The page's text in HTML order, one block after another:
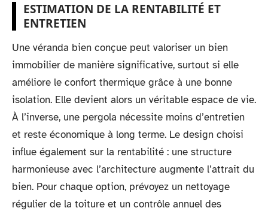
ESTIMATION DE LA RENTABILITÉ ET
ENTRETIEN
Une véranda bien conçue peut valoriser un bien
immobilier de manière significative, surtout si elle
améliore le confort thermique grâce à une bonne
isolation. Elle devient alors un véritable espace de vie.
À l’inverse, une pergola nécessite moins d’entretien
et reste économique à long terme. Le design choisi
influe également sur la rentabilité : une structure
harmonieuse avec l’architecture augmente l’attrait du
bien. Pour chaque option, prévoyez un nettoyage
régulier de la toiture et un contrôle annuel des